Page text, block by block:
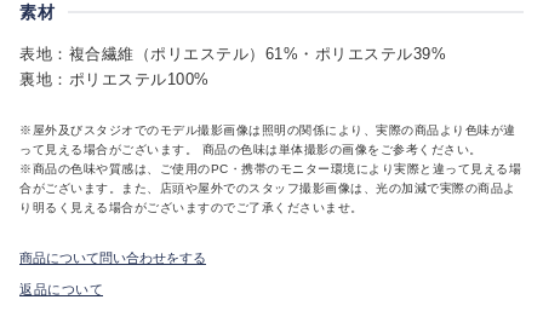
素材
表地：複合繊維（ポリエステル）61%・ポリエステル39%
裏地：ポリエステル100%
※屋外及びスタジオでのモデル撮影画像は照明の関係により、実際の商品より色味が違
って見える場合がございます。 商品の色味は単体撮影の画像をご参考ください。
※商品の色味や質感は、ご使用のPC・携帯のモニター環境により実際と違って見える場
合がございます。また、店頭や屋外でのスタッフ撮影画像は、光の加減で実際の商品よ
り明るく見える場合がございますのでご了承くださいませ。
商品について問い合わせをする
返品について